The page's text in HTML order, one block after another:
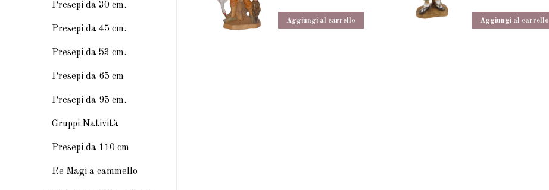
Aggiungi al carrello Aggiungi al carrello
Presepi da 30 cm.
Presepi da 45 cm.
Presepi da 53 cm.
Presepi da 65 cm
Presepi da 95 cm.
Gruppi Natività
Presepi da 110 cm
Re Magi a cammello